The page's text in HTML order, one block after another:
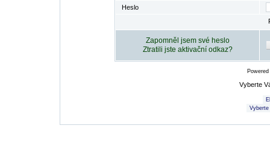
Heslo
Zapomněl jsem své heslo
Ztratili jste aktivační odkaz?
Vyberte